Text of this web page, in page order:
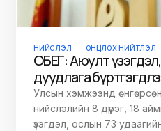
НИЙСЛЭЛ ОНЦЛОХ НИЙТЛЭЛ
ОБЕГ: Аюулт
дуудлага
Улсын хэмжээнд
нийслэлийн 8 дүүрэг, 18
үзэгдэл, ослын 73